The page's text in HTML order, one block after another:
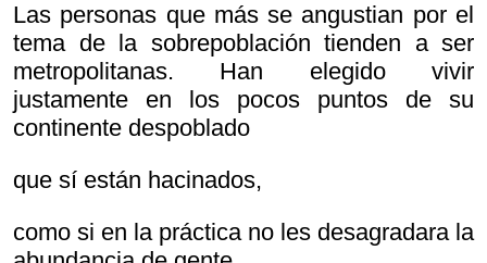
Las personas que más se angustian por el
tema de la sobrepoblación tienden a ser
metropolitanas. Han elegido vivir
justamente en los pocos puntos de su
continente despoblado
que sí están hacinados,
como si en la práctica no les desagradara la